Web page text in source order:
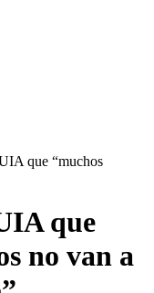
que “muchos
que
no van a